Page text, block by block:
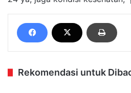
Rekomendasi untuk